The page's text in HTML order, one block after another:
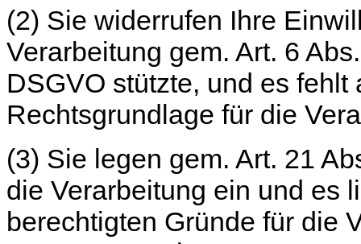
(2) Sie widerrufen Ihre
Verarbeitung gem. Art. 6
DSGVO stützte, und es
Rechtsgrundlage für die
(3) Sie legen gem. Art. 21
die Verarbeitung ein und es
berechtigten Gründe für die